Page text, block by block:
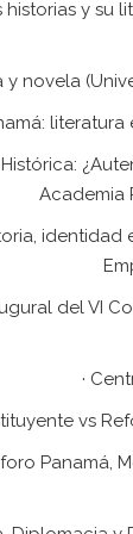
historias y
y novela
Histórica:
Academia
del VI
·
vs
foro